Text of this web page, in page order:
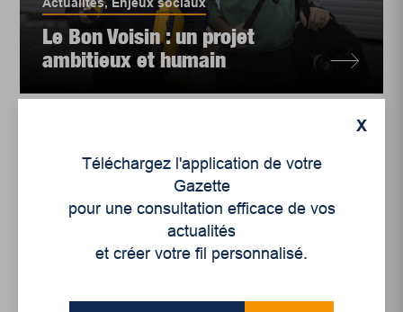
Le Bon Voisin : un projet
ambitieux et humain
X
Téléchargez l'application de votre
Gazette
pour une consultation efficace de vos
actualités
et créer votre fil personnalisé.